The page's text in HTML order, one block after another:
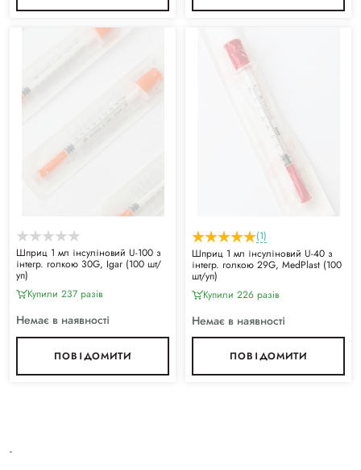
Шприц 1 мл інсуліновий U-100 з
інтегр. голкою 30G, Igar (100 шт/
уп)
Купили 237 разiв
Немає в наявності
ПОВІДОМИТИ
(1)
Шприц 1 мл інсуліновий U-40 з
інтегр. голкою 29G, MedPlast (100
шт/уп)
Купили 226 разiв
Немає в наявності
ПОВІДОМИТИ
-